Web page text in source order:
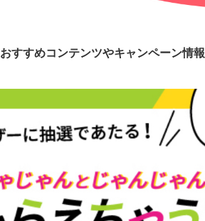
おすすめコンテンツやキャンペーン情報